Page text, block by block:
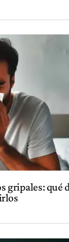
gripales: qué